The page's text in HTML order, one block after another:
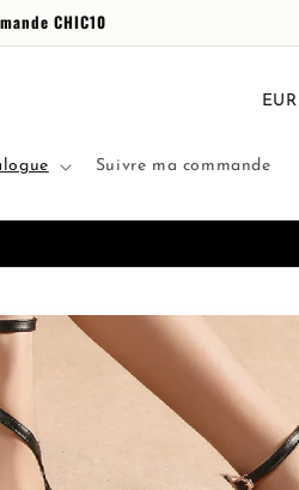
CHIC10
Suivre ma commande
P
y
r
é
i
o
n